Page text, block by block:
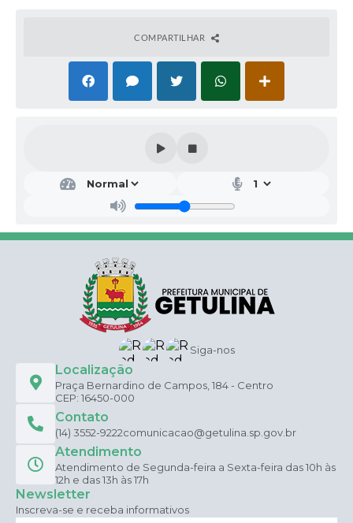
COMPARTILHAR
Siga-nos
Localização
Praça Bernardino de Campos, 184 - Centro
CEP: 16450-000
Contato
(14) 3552-9222comunicacao@getulina.sp.gov.br
Atendimento
Atendimento de Segunda-feira a Sexta-feira das 10h às
12h e das 13h às 17h
Newsletter
Inscreva-se e receba informativos